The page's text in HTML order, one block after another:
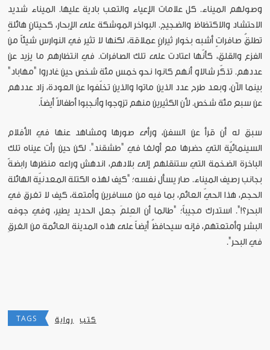
وصولهم الميناء. كل علامات الإعياء والتعب بادية عليها. الميناء شديد
الاحتشاد والاكتظاظ والضجيج. البواخر الموشكة على الإبحار، كحيتانٍ هائلةٍ
تطلقُ صافراتٍ أشبه بخوار ثيرانٍ عملاقة، لكنها لا تثير في النوارس شيئاً من
الفزع والقلق، كأنّها اعتادت على تلك الصافرات. في انتظارهم ما يزيد عن
عددهم. تذكّر شالاو أنهم كانوا نحو خمس مئة شخص حين غادروا "مهاباد"
بينما الآن، وبعد طرح عدد الذين ماتوا والذين تخلّفوا عن العودة، زاد عددهم
عن سبع مئة شخص. لأن الكثيرين منهم تزوجوا وأنجبوا أطفالاً أيضاً.
سبق له أن قرأ عن السفن، ورأى صورها ومشاهد عنها في الأفلام
السينمائيّة التي حضرها مع أولغا في "طشقند". لكن حين رأت عيناه تلك
الباخرة الضخمة التي ستنقلهم إلى بلادهم، اندهش وراعه منظرها رابضةً
بجانب رصيف الميناء. صار يسأل نفسه؛ "كيف لهذه الكتلة المعدنيّة الهائلة
الحجم، هذا الحيّ العائم، بما فيه من مسافرين وأمتعة، كيف لا تغرق في
البحر؟!". استدرك مجيباً؛ "طالما أن العِلمَ جعل الحديد يطير، وفي جوفه
البشر وأمتعتهم، فإنه سيحافظُ أيضاً على هذه المدينة العائمة من الغرقِ
في البحر".
TAGS رواية كتب